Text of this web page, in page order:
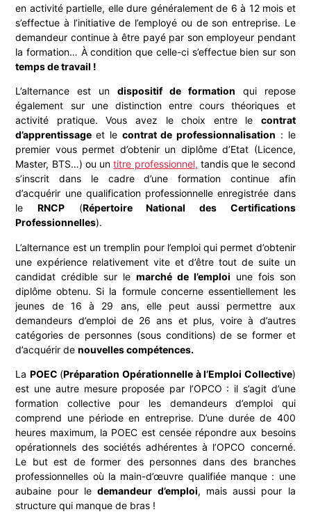
en activité partielle, elle dure généralement de 6 à 12 mois et
s’effectue à l’initiative de l’employé ou de son entreprise. Le
demandeur continue à être payé par son employeur pendant
la formation… À condition que celle-ci s’effectue bien sur son
temps de travail !
L’alternance est undispositif de formation qui repose
également sur une distinction entre cours théoriques et
activité pratique. Vous avez le choix entre le contrat
d’apprentissageet le contrat de professionnalisation : le
premier vous permet d’obtenir un diplôme d’Etat (Licence,
Master, BTS…) ou untitre professionnel, tandis que le second
s’inscrit dans le cadre d’une formation continue afin
d’acquérir une qualification professionnelle enregistrée dans
leRNCP (Répertoire National des Certifications
Professionnelles).
L’alternance est un tremplin pour l’emploi qui permet d’obtenir
une expérience relativement vite et d’être tout de suite un
candidat crédible sur lemarché de l’emploi une fois son
diplôme obtenu. Si la formule concerne essentiellement les
jeunes de 16 à 29 ans, elle peut aussi permettre aux
demandeurs d’emploi de 26 ans et plus, voire à d’autres
catégories de personnes (sous conditions) de se former et
d’acquérir denouvelles compétences.
La POEC (Préparation Opérationnelle à l’Emploi Collective)
est une autre mesure proposée par l’OPCO : il s’agit d’une
formation collective pour les demandeurs d’emploi qui
comprend une période en entreprise. D’une durée de 400
heures maximum, la POEC est censée répondre aux besoins
opérationnels des sociétés adhérentes à l’OPCO concerné.
Le but est de former des personnes dans des branches
professionnelles où la main-d’œuvre qualifiée manque : une
aubaine pour ledemandeur d’emploi, mais aussi pour la
structure qui manque de bras !